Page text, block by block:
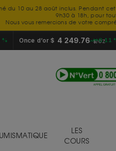
du 10 au 28 août inclus.
9h30 à 18h, pour
Nous vous remercions de votre
% Once d’or $ 4 249.76$/OZ
+0.11
LES
COURS